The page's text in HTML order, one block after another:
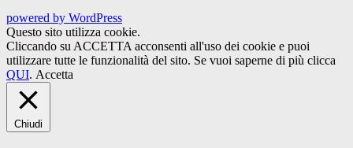
powered by WordPress
Questo sito utilizza cookie.
Cliccando su ACCETTA acconsenti all'uso dei cookie e puoi
utilizzare tutte le funzionalità del sito. Se vuoi saperne di più clicca
QUI. Accetta
Chiudi